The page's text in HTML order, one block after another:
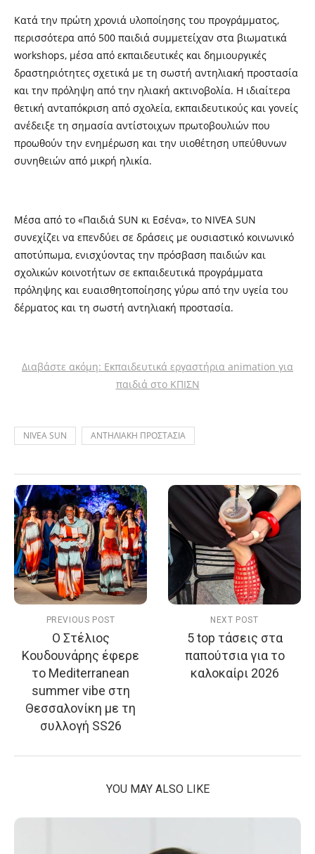
Κατά την πρώτη χρονιά υλοποίησης του προγράμματος,
περισσότερα από 500 παιδιά συμμετείχαν στα βιωματικά
workshops, μέσα από εκπαιδευτικές και δημιουργικές
δραστηριότητες σχετικά με τη σωστή αντηλιακή προστασία
και την πρόληψη από την ηλιακή ακτινοβολία. Η ιδιαίτερα
θετική ανταπόκριση από σχολεία, εκπαιδευτικούς και γονείς
ανέδειξε τη σημασία αντίστοιχων πρωτοβουλιών που
προωθούν την ενημέρωση και την υιοθέτηση υπεύθυνων
συνηθειών από μικρή ηλικία.
Μέσα από το «Παιδιά SUN κι Εσένα», το NIVEA SUN
συνεχίζει να επενδύει σε δράσεις με ουσιαστικό κοινωνικό
αποτύπωμα, ενισχύοντας την πρόσβαση παιδιών και
σχολικών κοινοτήτων σε εκπαιδευτικά προγράμματα
πρόληψης και ευαισθητοποίησης γύρω από την υγεία του
δέρματος και τη σωστή αντηλιακή προστασία.
Διαβάστε ακόμη: Εκπαιδευτικά εργαστήρια animation για
παιδιά στο ΚΠΙΣΝ
NIVEA SUN ΑΝΤΗΛΙΑΚΗ ΠΡΟΣΤΑΣΙΑ
PREVIOUS POST
Ο Στέλιος
Κουδουνάρης έφερε
το Mediterranean
summer vibe στη
Θεσσαλονίκη με τη
συλλογή SS26
NEXT POST
5 top τάσεις στα
παπούτσια για το
καλοκαίρι 2026
YOU MAY ALSO LIKE